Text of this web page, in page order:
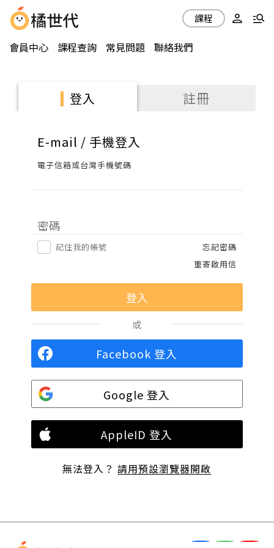
會員中心 課程查詢 常見問題 聯絡我們
課程
登入 註冊
E-mail / 手機登入
電子信箱或台灣手機號碼
密碼
記住我的帳號
忘記密碼
重寄啟用信
或
Facebook 登入
Google 登入
AppleID 登入
無法登入？請用預設瀏覽器開啟